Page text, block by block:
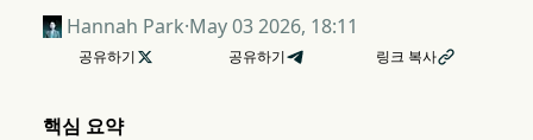
Hannah Park·May 03 2026, 18:11
공유하기  공유하기 링크 복사
핵심 요약